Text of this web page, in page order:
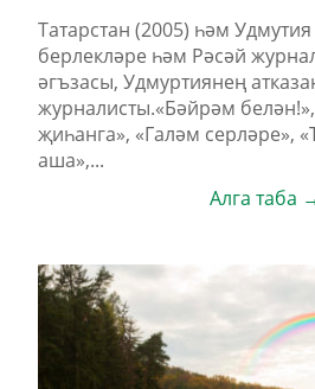
Татарстан (2005) һәм
берлекләре һәм Рәсәй
әгъзасы, Удмуртиянең
журналисты.«Бәйрәм
җиһанга», «Галәм серләре»,
аша»,...
Алга таба